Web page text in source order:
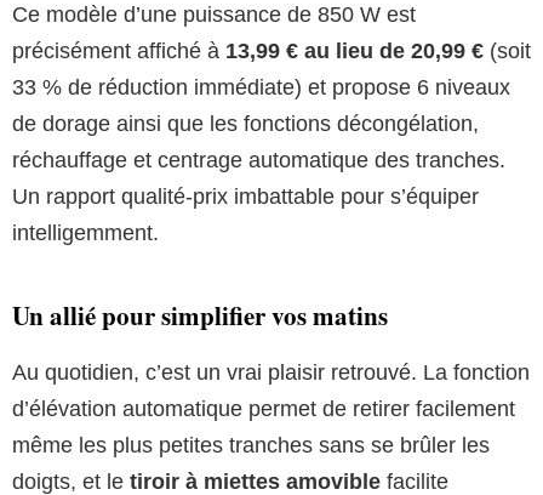
Ce modèle d’une puissance de 850 W est
précisément affiché à 13,99 € au lieu de 20,99 € (soit
33 % de réduction immédiate) et propose 6 niveaux
de dorage ainsi que les fonctions décongélation,
réchauffage et centrage automatique des tranches.
Un rapport qualité-prix imbattable pour s’équiper
intelligemment.
Un allié pour simplifier vos matins
Au quotidien, c’est un vrai plaisir retrouvé. La fonction
d’élévation automatique permet de retirer facilement
même les plus petites tranches sans se brûler les
doigts, et le tiroir à miettes amovible facilite